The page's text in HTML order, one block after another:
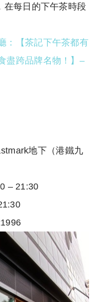
在每日的下午茶時段
：【茶記下午茶都有
盡跨品牌名物！】 –
地下（港鐵九
– 21:30